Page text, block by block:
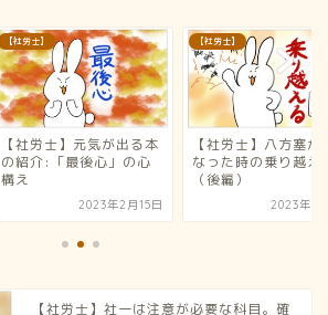
【社労士】
【社労士】元気が出る本
の紹介:「最後心」の心
構え
2023年2月15日
【社労士】
【社労士】八方塞が
なった時の乗り越え
（後編）
2023年5
【社労士】社一は注意が必要な科目。確